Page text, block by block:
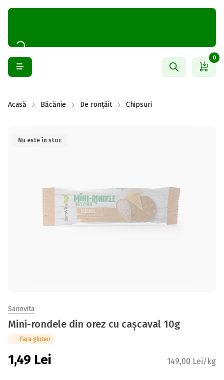
0
Acasă Băcănie De ronțăit Chipsuri
Nu este în stoc
Sanovita
Mini-rondele din orez cu cașcaval 10g
Fara gluten
1,49 Lei 149,00 Lei/kg